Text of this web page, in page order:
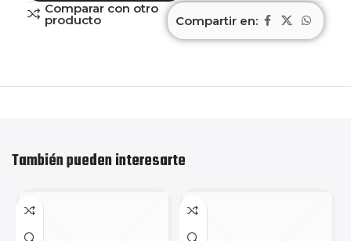
Comparar con otro
producto Compartir en:
También pueden interesarte